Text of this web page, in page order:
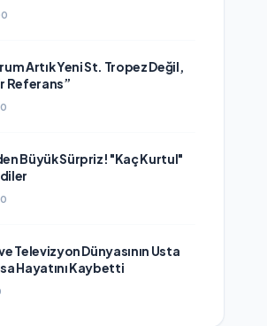
Artık Yeni St. Tropez Değil,
Referans”
Büyük Sürpriz! "Kaç Kurtul"
Televizyon Dünyasının Usta
Hayatını Kaybetti